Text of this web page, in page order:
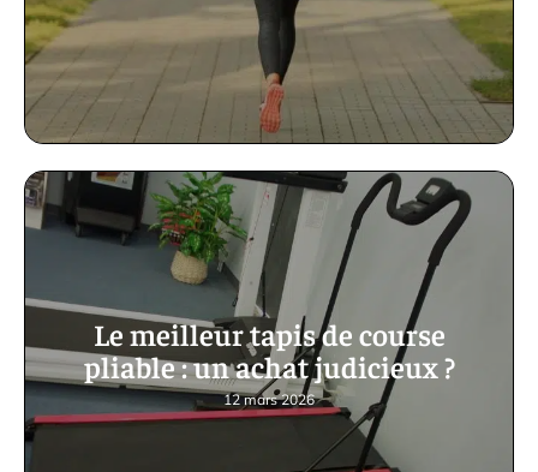
Le meilleur tapis de course
pliable : un achat judicieux ?
12 mars 2026